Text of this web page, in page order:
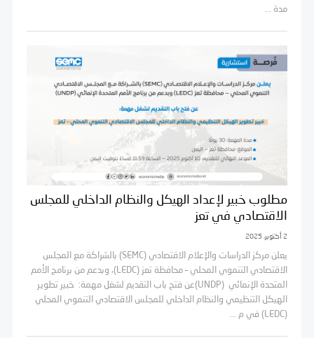
مدة ...
مطلوب خبير لإعداد الهيكل والنظام الداخلي للمجلس
الاقتصادي في تعز
2 أكتوبر، 2025
يعلن مركز الدراسات والإعلام الاقتصادي (SEMC) بالشراكة مع المجلس
الاقتصادي التنموي المحلي – محافظة تعز (LEDC)، وبدعم من برنامج الأمم
المتحدة الإنمائي (UNDP)عن فتح باب التقديم لشغل مهمة: خبير تطوير
الهيكل التنظيمي والنظام الداخلي للمجلس الاقتصادي التنموي المحلي
(LEDC) في م ...